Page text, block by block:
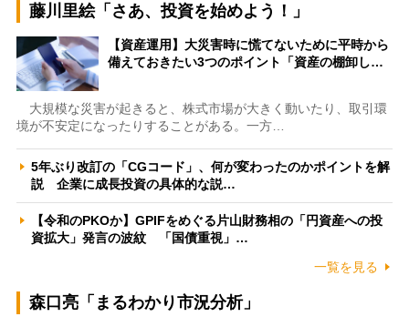
藤川里絵「さあ、投資を始めよう！」
【資産運用】大災害時に慌てないために平時から
備えておきたい3つのポイント「資産の棚卸し…
大規模な災害が起きると、株式市場が大きく動いたり、取引環
境が不安定になったりすることがある。一方…
5年ぶり改訂の「CGコード」、何が変わったのかポイントを解
説 企業に成長投資の具体的な説…
【令和のPKOか】GPIFをめぐる片山財務相の「円資産への投
資拡大」発言の波紋 「国債重視」…
一覧を見る
森口亮「まるわかり市況分析」